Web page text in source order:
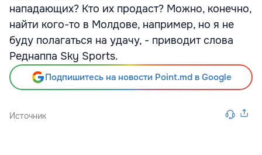
нападающих? Кто их продаст? Можно, конечно,
найти кого-то в Молдове, например, но я не
буду полагаться на удачу, - приводит слова
Реднаппа Sky Sports.
Подпишитесь на новости Point.md в Google
Источник